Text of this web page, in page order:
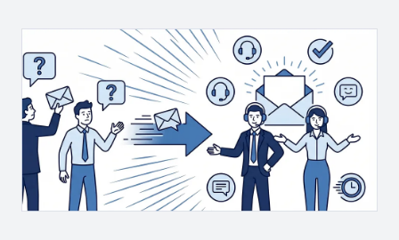
ご契約前のお客様はこちら
導入に関するお問い合わせ